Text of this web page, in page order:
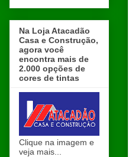
Na Loja Atacadão
Casa e Construção,
agora você
encontra mais de
2.000 opções de
cores de tintas
Clique na imagem e
veja mais...